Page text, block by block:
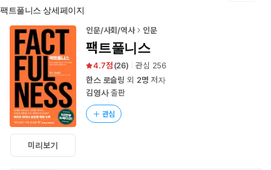
홈
로
팩트풀니스 상세페이지
미리보기
인문/사회/역사 인문
팩트풀니스
4.7 (26) 관심 256
한스 로슬링 외 2명 저자
김영사출판
관심